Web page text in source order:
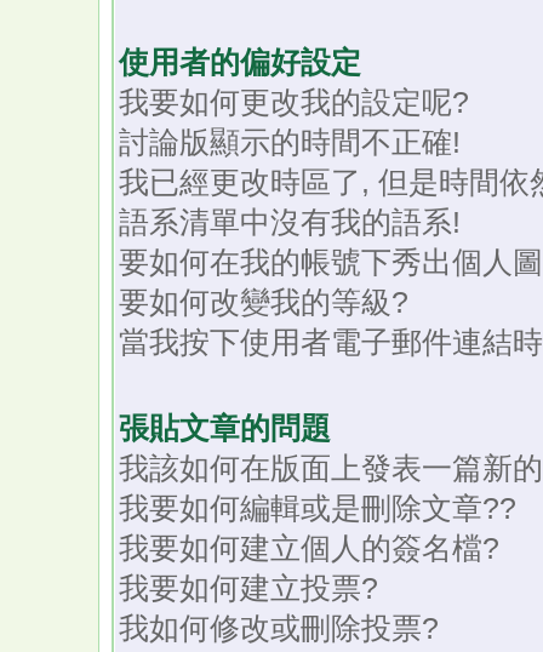
使用者的偏好設定
我要如何更改我的設定呢?
討論版顯示的時間不正確!
我已經更改時區了, 但是時間依
語系清單中沒有我的語系!
要如何在我的帳號下秀出個人
要如何改變我的等級?
當我按下使用者電子郵件連結
張貼文章的問題
我該如何在版面上發表一篇新
我要如何編輯或是刪除文章??
我要如何建立個人的簽名檔?
我要如何建立投票?
我如何修改或刪除投票?